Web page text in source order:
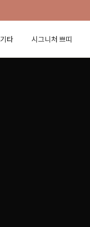
타 시그니처 쁘띠